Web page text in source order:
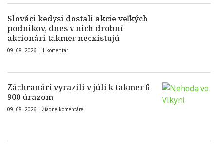
Slováci kedysi dostali akcie veľkých
podnikov, dnes v nich drobní
akcionári takmer neexistujú
09. 08. 2026 | 1 komentár
Záchranári vyrazili v júli k takmer 6
900 úrazom
09. 08. 2026 | Žiadne komentáre